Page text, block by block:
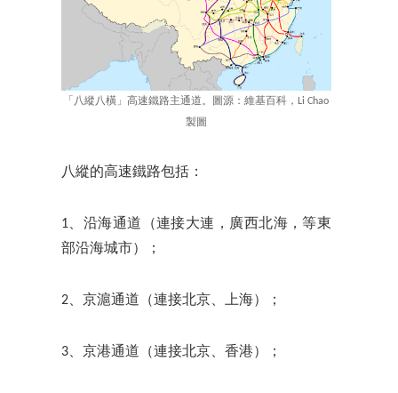
「八縱八橫」高速鐵路主通道。圖源：維基百科，Li Chao
製圖
八縱的高速鐵路包括：
1、沿海通道（連接大連，廣西北海，等東
部沿海城市）；
2、京滬通道（連接北京、上海）；
3、京港通道（連接北京、香港）；